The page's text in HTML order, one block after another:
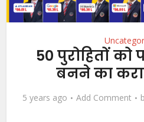
50 पुरोहितों को
बनने का
5 years ago Add Comment